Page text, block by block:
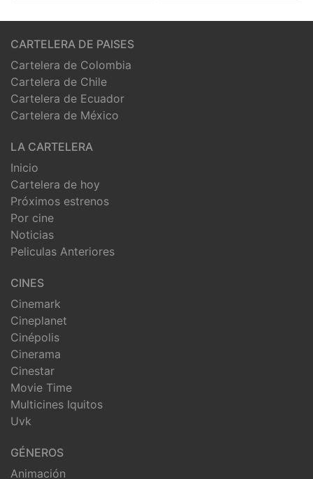
CARTELERA DE PAISES
Cartelera de Colombia
Cartelera de Chile
Cartelera de Ecuador
Cartelera de México
LA CARTELERA
Inicio
Cartelera de hoy
Próximos estrenos
Por cine
Noticias
Peliculas Anteriores
CINES
Cinemark
Cineplanet
Cinépolis
Cinerama
Cinestar
Movie Time
Multicines Iquitos
Uvk
GÉNEROS
Animación